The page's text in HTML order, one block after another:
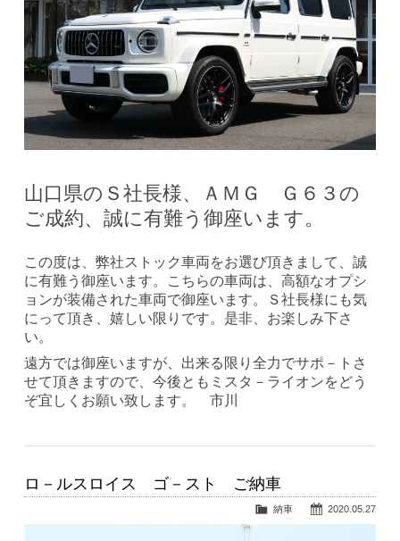
山口県のＳ社長様、ＡＭＧ Ｇ６３の
ご成約、誠に有難う御座います。
この度は、弊社ストック車両をお選び頂きまして、誠
に有難う御座います。こちらの車両は、高額なオプシ
ョンが装備された車両で御座います。Ｓ社長様にも気
にって頂き、嬉しい限りです。是非、お楽しみ下さ
い。
遠方では御座いますが、出来る限り全力でサポ－トさ
せて頂きますので、今後ともミスタ－ライオンをどう
ぞ宜しくお願い致します。 市川
ロ－ルスロイス ゴ－スト ご納車
2020.05.27
納車